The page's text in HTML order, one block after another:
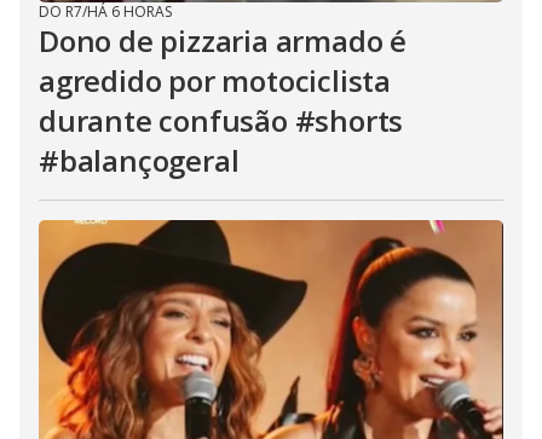
DO R7/HÁ 6 HORAS
Dono de pizzaria armado é
agredido por motociclista
durante confusão #shorts
#balançogeral